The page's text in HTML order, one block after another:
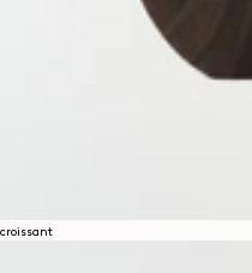
croissant